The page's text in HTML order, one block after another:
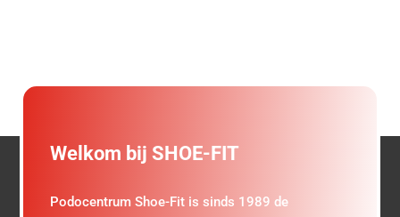
Welkom bij SHOE-FIT
Podocentrum Shoe-Fit is sinds 1989 de